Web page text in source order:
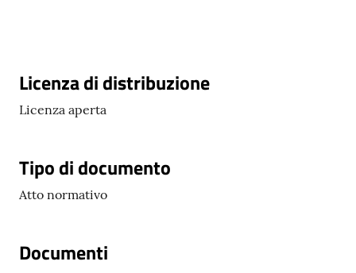
Tutti
argomenti...
Seguici
su
Descrizione
Licenza di distribuzione
Licenza aperta
Tipo di documento
Atto normativo
Documenti